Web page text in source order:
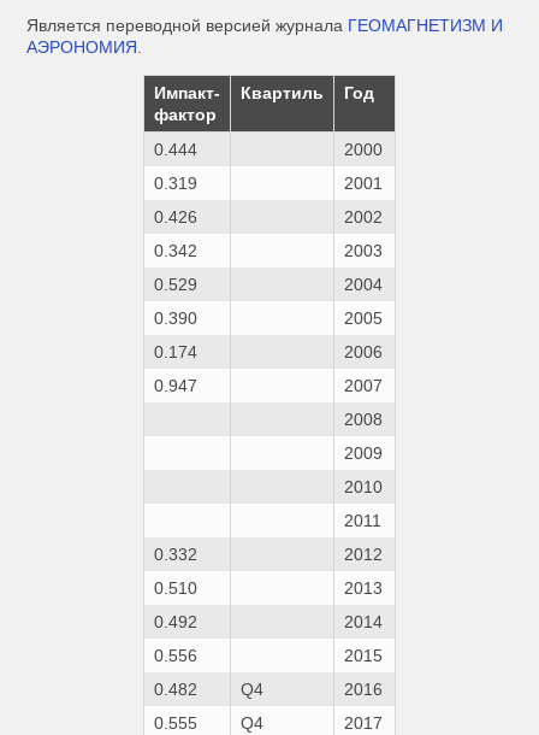
Является переводной версией журнала ГЕОМАГНЕТИЗМ И
АЭРОНОМИЯ
Импакт-
фактор
Квартиль Год
0.444
2000
0.319
2001
0.426
2002
0.342
2003
0.529
2004
0.390
2005
0.174
2006
0.947
2007
2008
2009
2010
2011
0.332
2012
0.510
2013
0.492
2014
0.556
2015
0.482
Q4
2016
0.555
Q4
2017